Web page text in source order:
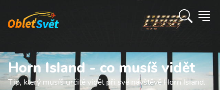
Horn Island - co musíš vidět
Tip, který musíš určitě vidět při své návštěvě Horn Island.